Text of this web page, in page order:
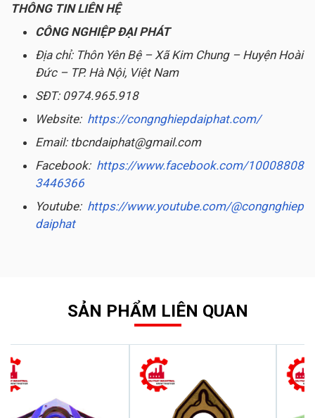
THÔNG TIN LIÊN HỆ
CÔNG NGHIỆP ĐẠI PHÁT
Địa chỉ: Thôn Yên Bệ – Xã Kim Chung – Huyện Hoài
Đức – TP. Hà Nội, Việt Nam
SĐT: 0974.965.918
Website: https://congnghiepdaiphat.com/
Email: tbcndaiphat@gmail.com
Facebook: https://www.facebook.com/10008808
3446366
Youtube: https://www.youtube.com/@congnghiep
daiphat
SẢN PHẨM LIÊN QUAN